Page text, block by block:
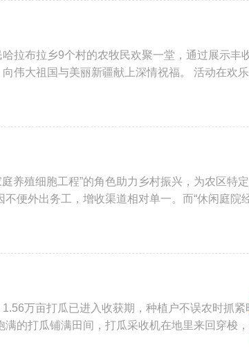
拉布拉乡9个村的农牧民欢聚一堂，通过展示丰
伟大祖国与美丽新疆献上深情祝福。 活动在欢
养殖细胞工程”的角色助力乡村振兴，为农区特
便外出务工，增收渠道相对单一。而“休闲庭院
万亩打瓜已进入收获期，种植户不误农时抓
的打瓜铺满田间，打瓜采收机在地里来回穿梭，